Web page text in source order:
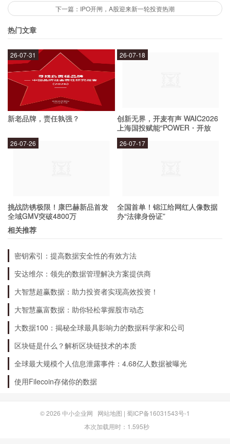
ETH、EOS、USDT等主流数字资产，同时还支持
ERC20代币和EOS代币的存储、转账、交易等操
作。
如何使用imToken钱包？
用户可以通过下载imToken钱包APP，并创建自己
的钱包账户，即可开始使用。在使用过程中，用户
可以进行数字资产的存储、转账、交易等操作，并
imToken钱包的未来发展如何？
imToken钱包作为一款优秀的数字资产管理工具，
未来发展前景广阔。随着区块链技术的不断发展，
数字资产的需求也会不断增加，imToken钱包有望
成为更多用户的首选数字资产管理工具。
下一篇：IPO开闸，A股迎来新一轮投资热潮
热门文章
新老品牌，责任孰强？
26-07-31
创新无界，开麦有声 WAIC2026
上海国投赋能“POWER・开放
麦”专场成功举办
26-07-18
挑战防锈极限！康巴赫新品首发
全域GMV突破4800万
26-07-26
全国首单！锦江给网红人像数据
办“法律身份证”
26-07-17
相关推荐
密钥索引：提高数据安全性的有效方法
安达维尔：领先的数据管理解决方案提供商
大智慧超赢数据：助力投资者实现高效投资！
大智慧赢富数据：助你轻松掌握股市动态
大数据100：揭秘全球最具影响力的数据科学家和公司
区块链是什么？解析区块链技术的本质
全球最大规模个人信息泄露事件：4.68亿人数据被曝光
使用Filecoin存储你的数据
© 2026 中小企业网 网站地图 | 蜀ICP备16031543号-1
本次加载用时：1.595秒